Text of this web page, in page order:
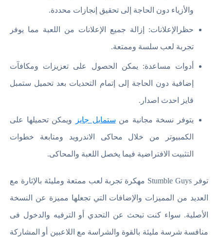
والأزياء دون الحاجة إلى تحقيق إنجازات محددة.
حظرالإعلانات: إزالة جميع الإعلانات من اللعبة مما يوفر
تجربة لعب سلسة وممتعة.
أدوات مساعدة: يمكن الحصول على تعزيزات ومكافآت
إضافية دون الحاجة إلى إتمام التحديات بعد تحميل ستمبل
قايز احدث اصدار.
يتوفر نسخة مجانية من ستمابل جايز ويمكن تحميلها على
الكمبيوتر من خلال محاكى الاندرويد ومتابعة خطوات
التثبيت الافتراضية فيما يخصل اللعبة والمحاكى.
توفر Stumble Guys مهكرة تجربة لعب ممتعة ومليئة بالإثارة مع
العديد من المميزات والإضافات التي تجعلها مميزة عن النسخة
الأصلية. سواء كنت تبحث عن التحدي أو الترفيه والدخول فى
منافسة شرسة مليئة بالقوة والشراسة مع اللاعبين أو المشاركة